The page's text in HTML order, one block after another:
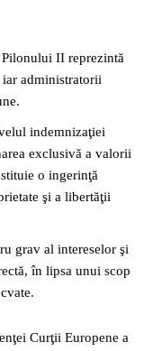
II reprezintă
administratorii
indemnizaţiei
exclusivă a valorii
o ingerinţă
şi a libertăţii
grav al intereselor şi
în lipsa unui scop
Curţii Europene a